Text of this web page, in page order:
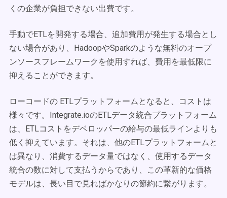
くの企業が負担できない出費です。
手動でETLを開発する場合、追加費用が発生する場合とし
ない場合があり、HadoopやSparkのような無料のオープ
ンソースフレームワークを使用すれば、費用を最低限に
抑えることができます。
ローコードの ETLプラットフォームとなると、コストは
様々です。Integrate.ioのETLデータ統合プラットフォーム
は、ETLコストをデベロッパーの給与の最低ラインよりも
低く抑えています。それは、他のETLプラットフォームと
は異なり、消費するデータ量ではなく、使用するデータ
統合の数に対して支払うからであり、この革新的な価格
モデルは、長い目で見ればかなりの節約に繋がります。